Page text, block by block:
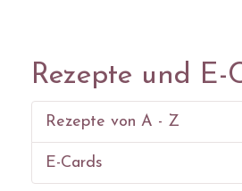
Rezepte und E-
Rezepte von A - Z
E-Cards